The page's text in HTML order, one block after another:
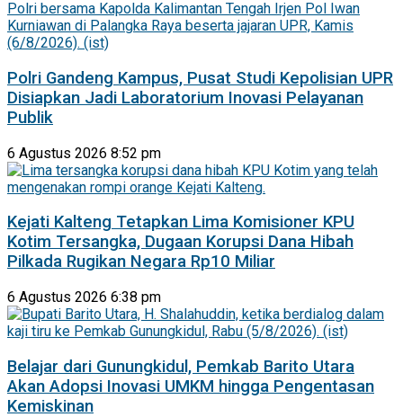
Polri Gandeng Kampus, Pusat Studi Kepolisian UPR
Disiapkan Jadi Laboratorium Inovasi Pelayanan
Publik
6 Agustus 2026 8:52 pm
Kejati Kalteng Tetapkan Lima Komisioner KPU
Kotim Tersangka, Dugaan Korupsi Dana Hibah
Pilkada Rugikan Negara Rp10 Miliar
6 Agustus 2026 6:38 pm
Belajar dari Gunungkidul, Pemkab Barito Utara
Akan Adopsi Inovasi UMKM hingga Pengentasan
Kemiskinan